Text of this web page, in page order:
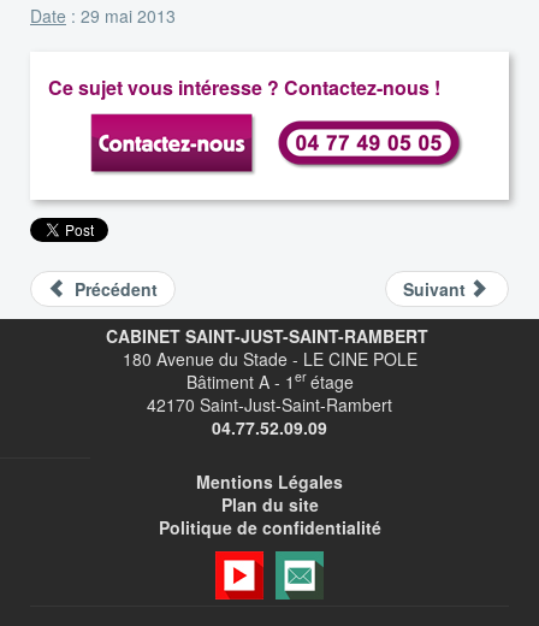
Date : 29 mai 2013
Ce sujet vous intéresse ? Contactez-nous !
Précédent
Suivant
CABINET SAINT-JUST-SAINT-RAMBERT
180 Avenue du Stade - LE CINE POLE
Bâtiment A - 1 er étage
42170 Saint-Just-Saint-Rambert
04.77.52.09.09
Mentions Légales
Plan du site
Politique de confidentialité